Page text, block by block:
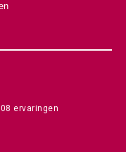
ervaringen